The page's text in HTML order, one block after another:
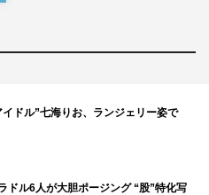
ドル”七海りお、ランジェリー姿で
ドル6人が大胆ポージング “股”特化写